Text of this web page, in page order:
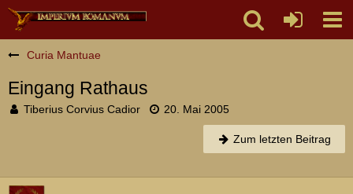
Curia Mantuae
Eingang Rathaus
Tiberius Corvius Cadior 20. Mai 2005
Zum letzten Beitrag